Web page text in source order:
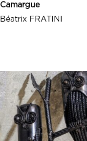
Camargue
Béatrix FRATINI